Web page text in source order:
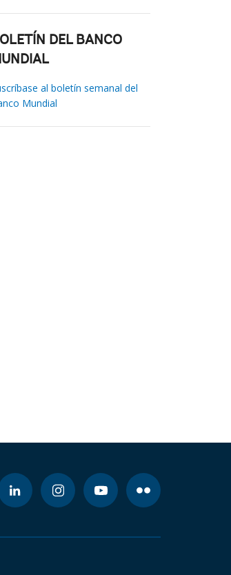
DEL BANCO
al boletín semanal del
Mundial